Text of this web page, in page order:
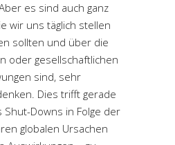
es sind auch ganz
wir uns täglich stellen
sollten und über die
oder gesellschaftlichen
sind, sehr
Dies trifft gerade
Downs in Folge der
globalen Ursachen